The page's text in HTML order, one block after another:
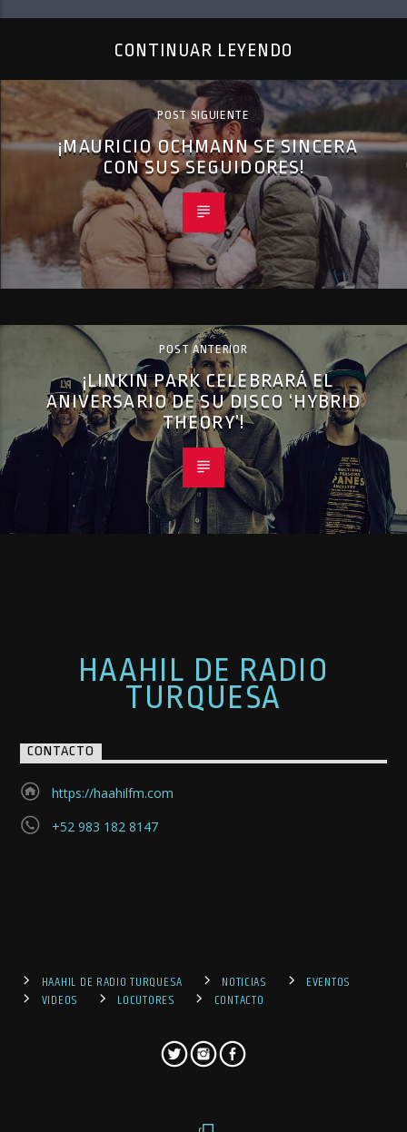
CONTINUAR LEYENDO
POST SIGUIENTE
¡MAURICIO OCHMANN SE SINCERA
CON SUS SEGUIDORES!
POST ANTERIOR
¡LINKIN PARK CELEBRARÁ EL
ANIVERSARIO DE SU DISCO ‘HYBRID
THEORY’!
HAAHIL DE RADIO
TURQUESA
CONTACTO
https://haahilfm.com
+52 983 182 8147
HAAHIL DE RADIO TURQUESA NOTICIAS
EVENTOS
VIDEOS
LOCUTORES CONTACTO